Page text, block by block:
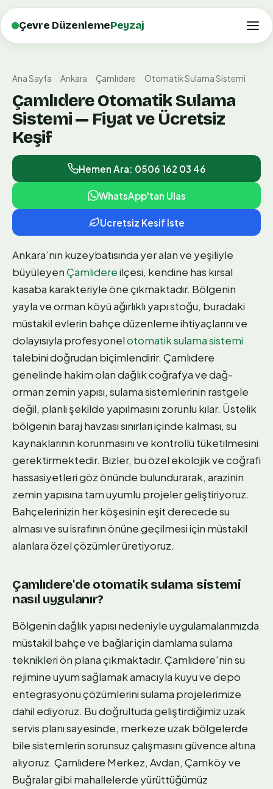
Çevre DüzenlemePeyzaj
Ana Sayfa Ankara Çamlıdere Otomatik Sulama Sistemi
Çamlıdere Otomatik Sulama
Sistemi — Fiyat ve Ücretsiz
Keşif
Hemen Ara: 0506 162 03 46
WhatsApp'tan Ulas
Ucretsiz Kesif Iste
Ankara’nın kuzeybatısında yer alan ve yeşiliyle
büyüleyenÇamlıdereilçesi, kendine has kırsal
kasaba karakteriyle öne çıkmaktadır. Bölgenin
yayla ve orman köyü ağırlıklı yapı stoğu, buradaki
müstakil evlerin bahçe düzenleme ihtiyaçlarını ve
dolayısıyla profesyonelotomatik sulama sistemi
talebini doğrudan biçimlendirir. Çamlıdere
genelinde hakim olan dağlık coğrafya ve dağ-
orman zemin yapısı, sulama sistemlerinin rastgele
değil, planlı şekilde yapılmasını zorunlu kılar. Üstelik
bölgenin baraj havzası sınırları içinde kalması, su
kaynaklarının korunmasını ve kontrollü tüketilmesini
gerektirmektedir. Bizler, bu özel ekolojik ve coğrafi
hassasiyetleri göz önünde bulundurarak, arazinin
zemin yapısına tam uyumlu projeler geliştiriyoruz.
Bahçelerinizin her köşesinin eşit derecede su
alması ve su israfının önüne geçilmesi için müstakil
alanlara özel çözümler üretiyoruz.
Çamlıdere'de otomatik sulama sistemi
nasıl uygulanır?
Bölgenin dağlık yapısı nedeniyle uygulamalarımızda
müstakil bahçe ve bağlar için damlama sulama
teknikleri ön plana çıkmaktadır. Çamlıdere'nin su
rejimine uyum sağlamak amacıyla kuyu ve depo
entegrasyonu çözümlerini sulama projelerimize
dahil ediyoruz. Bu doğrultuda geliştirdiğimiz uzak
servis planı sayesinde, merkeze uzak bölgelerde
bile sistemlerin sorunsuz çalışmasını güvence altına
alıyoruz. Çamlıdere Merkez, Avdan, Çamköy ve
Buğralar gibi mahallelerde yürüttüğümüz